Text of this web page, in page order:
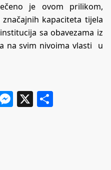
je ovom prilikom,
kapaciteta tijela
sa obavezama iz
na svim nivoima vlasti u
Messenger
X